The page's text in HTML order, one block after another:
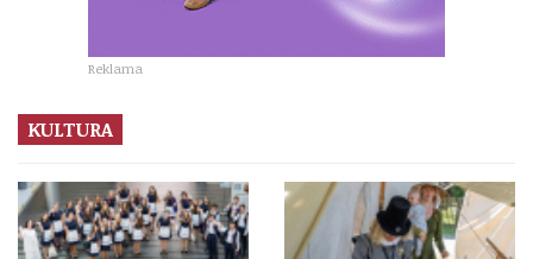
Reklama
KULTURA